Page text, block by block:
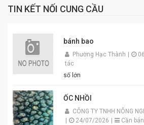
TIN KẾT NỐI CUNG CẦU
bánh bao
Phường Hạc Thành
tác
số lớn
ỐC NHỒI
CÔNG TY TNHH NÔNG
24/07/2026 Cần bán